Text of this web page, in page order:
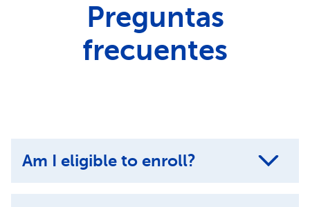
Preguntas
frecuentes
Am I eligible to enroll?